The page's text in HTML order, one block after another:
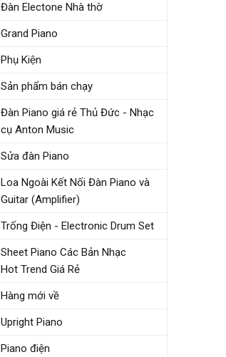
Đàn Electone Nhà thờ
Grand Piano
Phụ Kiện
Sản phẩm bán chạy
Đàn Piano giá rẻ Thủ Đức - Nhạc
cụ Anton Music
Sửa đàn Piano
Loa Ngoài Kết Nối Đàn Piano và
Guitar (Amplifier)
Trống Điện - Electronic Drum Set
Sheet Piano Các Bản Nhạc
Hot Trend Giá Rẻ
Hàng mới về
Upright Piano
Piano điện